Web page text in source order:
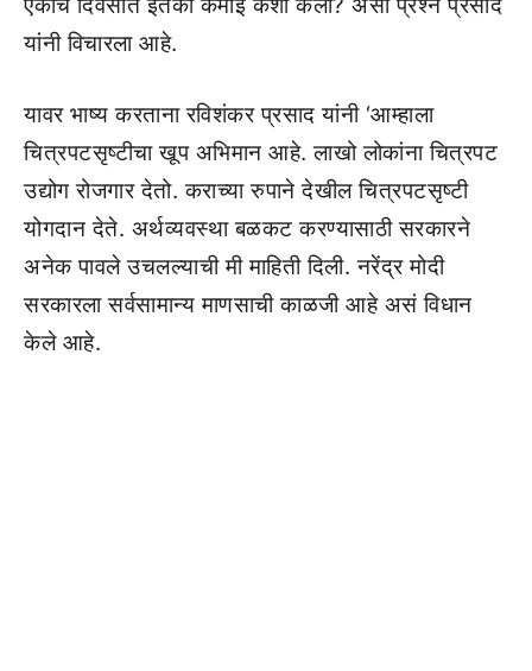
यांनी विचारला आहे.
यावर भाष्य करताना रविशंकर प्रसाद यांनी ‘आम्हाला
चित्रपटसृष्टीचा खूप अभिमान आहे. लाखो लोकांना चित्रपट
उद्योग रोजगार देतो. कराच्या रुपाने देखील चित्रपटसृष्टी
योगदान देते. अर्थव्यवस्था बळकट करण्यासाठी सरकारने
अनेक पावले उचलल्याची मी माहिती दिली. नरेंद्र मोदी
सरकारला सर्वसामान्य माणसाची काळजी आहे असं विधान
केले आहे.